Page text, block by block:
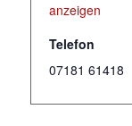
anzeigen
Telefon
07181 61418